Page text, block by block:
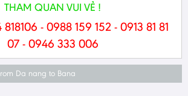
THAM QUAN VUI VẺ !
- 0988 159 152 - 0913 81 81
07 - 0946 333 006
Da nang to Bana